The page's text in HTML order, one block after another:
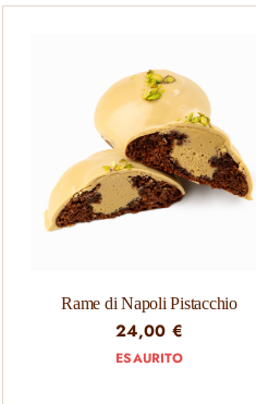
Rame di Napoli Pistacchio
24,00 €
ESAURITO